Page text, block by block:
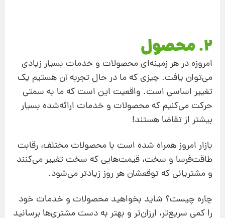
2. محصول
امروزه در هر زمینه‌ای محصولات و خدمات بسیار زیادی
می‌توان یافت. چیزی که ما در حال تجربه آن هستیم یک
تغییر اساسی است. واقعیت این است که ما به سمتی
حرکت می‌کنیم که محصولات و خدمات ارائه‌شده بسیار
بیشتر از تقاضا هستند!
بازار امروز همراه شده است با محصولات مختلف، رقابت
طاقت‌فرسا و سخت، قیمت‌هایی که سخت تغییر می‌کنند
و مشتریانی که توقعشان هر روز زیادتر می‌شود.
چاره چیست؟ شاید بخواهید محصولات و خدمات خود
را کمی سریع‌تر، ارزان‌تر و بهتر به دست مشتری‌ها برسانید